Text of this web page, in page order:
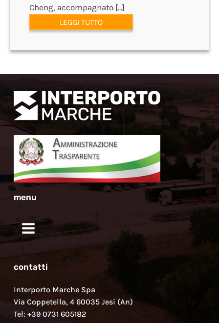
Cheng, accompagnato […]
LEGGI TUTTO
menu
contatti
Interporto Marche Spa
Via Coppetella, 4 60035 Jesi (An)
Tel: +39 0731 605182